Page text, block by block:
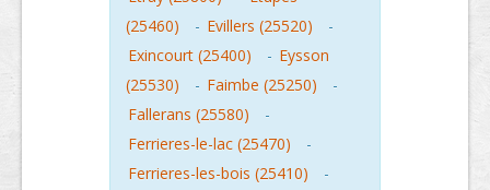
(25460)
- Evillers (25520)
-
Exincourt (25400)
- Eysson
(25530)
- Faimbe (25250)
-
Fallerans (25580)
-
Ferrieres-le-lac (25470)
-
Ferrieres-les-bois (25410)
-